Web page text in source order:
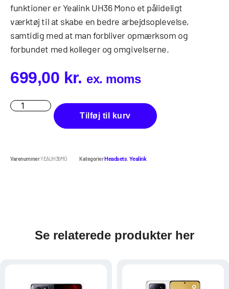
funktioner er Yealink UH36 Mono et pålideligt
værktøj til at skabe en bedre arbejdsoplevelse,
samtidig med at man forbliver opmærksom og
forbundet med kolleger og omgivelserne.
699,00 kr. ex. moms
Tilføj til kurv
VarenummerYEAUH36MO KategorierHeadsets, Yealink
Se relaterede produkter her